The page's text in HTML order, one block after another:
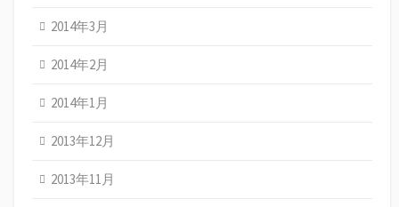
2014年3月
2014年2月
2014年1月
2013年12月
2013年11月